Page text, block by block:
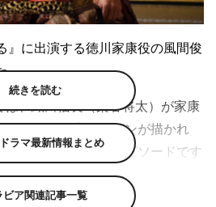
』に出演する徳川家康役の風間俊
。
は、織田信長（染谷将太）が家康
てもてなす宴のシーンが描かれ
にとっては有名なエピソードです
り口で描かれるのか？ 台本を読
の！』と驚いたし、『これは、面
続きを読む
ラマ最新情報まとめ
ビア関連記事一覧